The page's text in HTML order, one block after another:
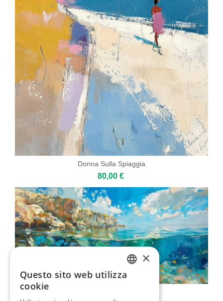
Donna Sulla Spiaggia
80,00 €
×
Questo sito web utilizza
cookie